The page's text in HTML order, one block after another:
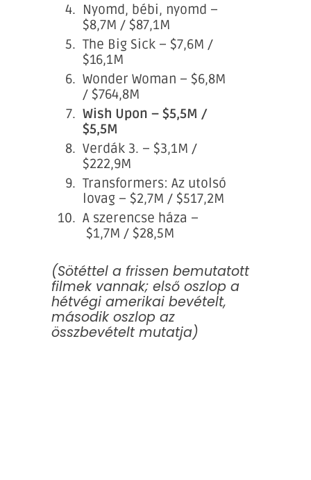
Nyomd, bébi, nyomd –
$8,7M / $87,1M
The Big Sick – $7,6M /
$16,1M
Wonder Woman – $6,8M
/ $764,8M
Wish Upon – $5,5M /
$5,5M
Verdák 3. – $3,1M /
$222,9M
Transformers: Az utolsó
lovag – $2,7M / $517,2M
A szerencse háza –
$1,7M / $28,5M
(Sötéttel a frissen bemutatott
filmek vannak; első oszlop a
hétvégi amerikai bevételt,
második oszlop az
összbevételt mutatja)